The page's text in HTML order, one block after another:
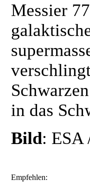
Messier
in das
Bild:
Empfehlen: